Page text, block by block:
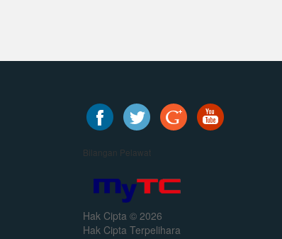
Bilangan Pelawat
Hak Cipta © 2026
Hak Cipta Terpelihara